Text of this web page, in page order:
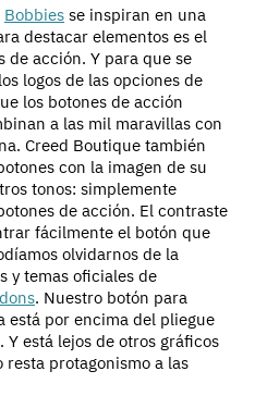
Bobbies se inspiran en una
destacar elementos es el
de acción. Y para que se
logos de las opciones de
los botones de acción
a las mil maravillas con
Creed Boutique también
con la imagen de su
tonos: simplemente
de acción. El contraste
fácilmente el botón que
olvidarnos de la
y temas oficiales de
. Nuestro botón para
está por encima del pliegue
está lejos de otros gráficos
resta protagonismo a las